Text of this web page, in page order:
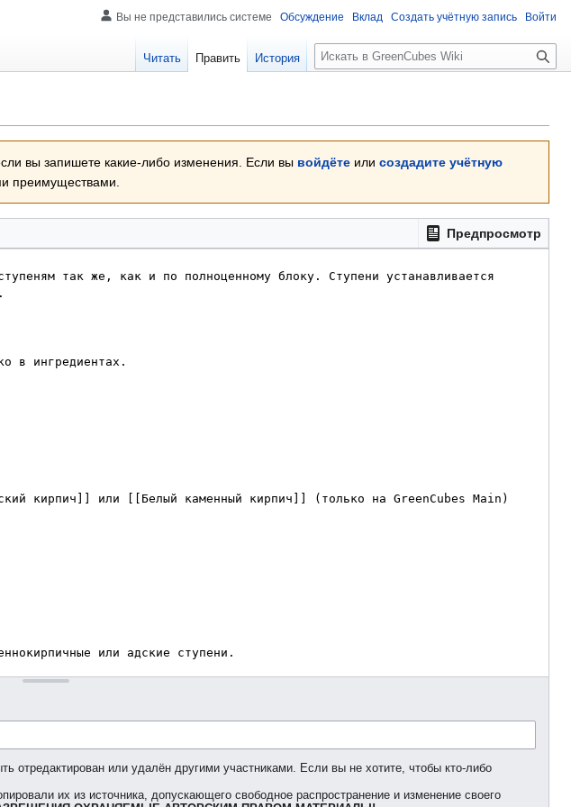
вы запишете какие-либо изменения. Если вы войдёте или создадите учётную
преимуществами.
Предпросмотр
отредактирован или удалён другими участниками. Если вы не хотите, чтобы кто-либо
их из источника, допускающего свободное распространение и изменение своего
Вы не представились системе Обсуждение Вклад Создать учётную запись Войти
Читать Править История
Поиск